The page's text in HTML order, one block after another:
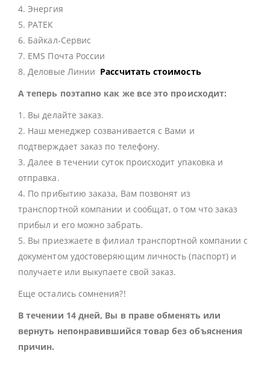
4. Энергия
5. РАТЕК
6. Байкал-Сервис
7. EMS Почта России
8. Деловые Линии Рассчитать стоимость
А теперь поэтапно как же все это происходит:
1. Вы делайте заказ.
2. Наш менеджер созванивается с Вами и
подтверждает заказ по телефону.
3. Далее в течении суток происходит упаковка и
отправка.
4. По прибытию заказа, Вам позвонят из
транспортной компании и сообщат, о том что заказ
прибыл и его можно забрать.
5. Вы приезжаете в филиал транспортной компании с
документом удостоверяющим личность (паспорт) и
получаете или выкупаете свой заказ.
Еще остались сомнения?!
В течении 14 дней, Вы в праве обменять или
вернуть непонравившийся товар без объяснения
причин.